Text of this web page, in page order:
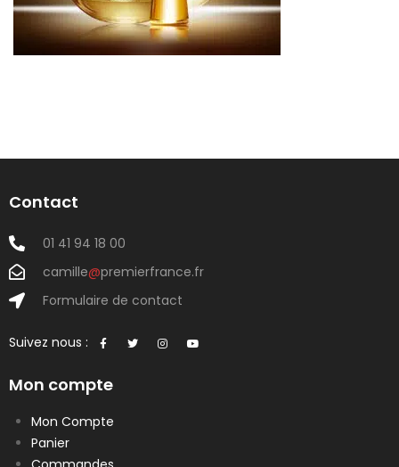
Contact
01 41 94 18 00
camille@premierfrance.fr
Formulaire de contact
Suivez nous :
Mon compte
Mon Compte
Panier